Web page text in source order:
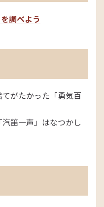
調べよう
がたかった「勇気百
笛一声」はなつかし